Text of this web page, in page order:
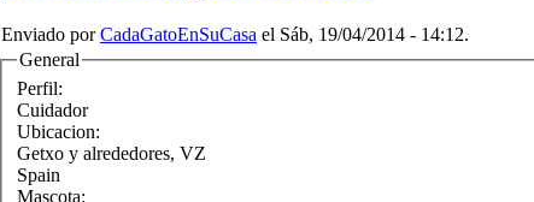
Enviado porCadaGatoEnSuCasa el Sáb, 19/04/2014 - 14:12.
General
Perfil:
Cuidador
Ubicacion:
Getxo y alrededores, VZ
Spain
Mascota: